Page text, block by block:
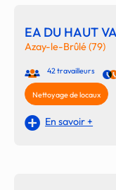
EA DU HAUT
Azay-le-Brûlé (79)
42 travailleurs
Nettoyage de locaux
En savoir +